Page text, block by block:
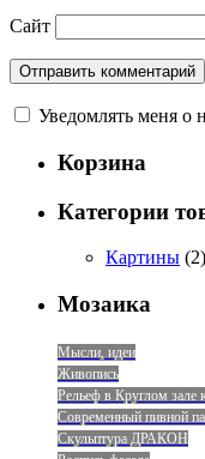
Сайт
Уведомлять меня о
Корзина
Категории
Картины (2)
Мозаика
Мысли, идеи
Живопись
Рельеф в Круглом зале
Современный пивной
Скульптура ДРАКОН